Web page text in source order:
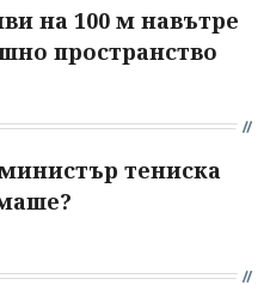
на 100 м навътре
пространство
тениска